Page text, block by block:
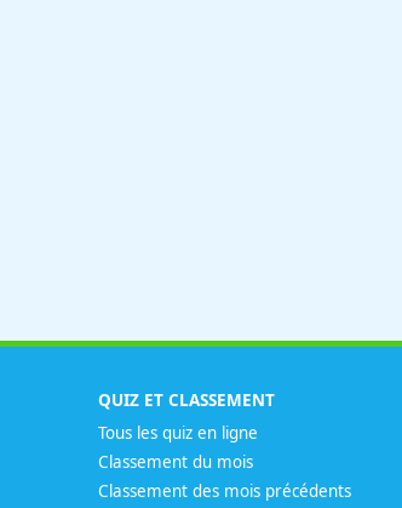
QUIZ ET CLASSEMENT
Tous les quiz en ligne
Classement du mois
Classement des mois précédents